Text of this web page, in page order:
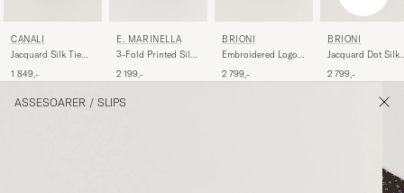
CANALI
Jacquard Silk Tie
1 849,-
E. MARINELLA
3-Fold Printed Silk
2 199,-
BRIONI
Embroidered Logo
2 799,-
BRIONI
Jacquard Dot Silk
2 799,-
ASSESOARER / SLIPS